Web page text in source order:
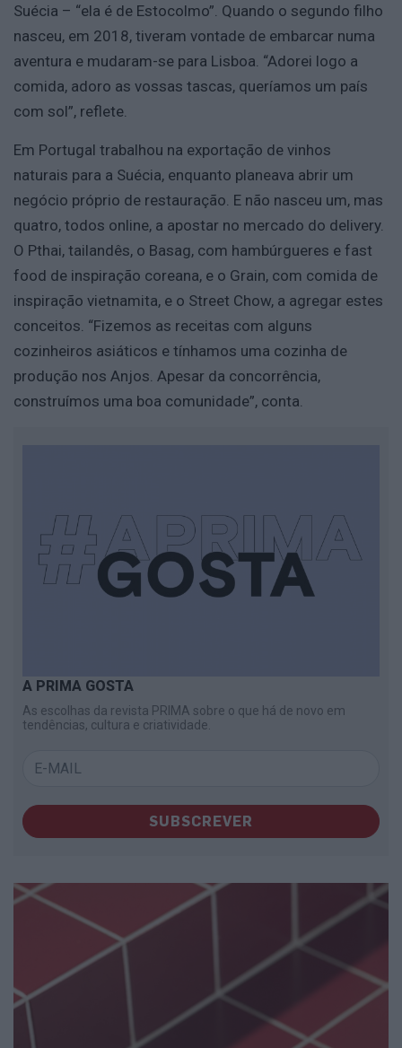
Suécia – “ela é de Estocolmo”. Quando o segundo filho
nasceu, em 2018, tiveram vontade de embarcar numa
aventura e mudaram-se para Lisboa. “Adorei logo a
comida, adoro as vossas tascas, queríamos um país
com sol”, reflete.
Em Portugal trabalhou na exportação de vinhos
naturais para a Suécia, enquanto planeava abrir um
negócio próprio de restauração. E não nasceu um, mas
quatro, todos online, a apostar no mercado do delivery.
O Pthai, tailandês, o Basag, com hambúrgueres e fast
food de inspiração coreana, e o Grain, com comida de
inspiração vietnamita, e o Street Chow, a agregar estes
conceitos. “Fizemos as receitas com alguns
cozinheiros asiáticos e tínhamos uma cozinha de
produção nos Anjos. Apesar da concorrência,
construímos uma boa comunidade”, conta.
A PRIMA GOSTA
As escolhas da revista PRIMA sobre o que há de novo em
tendências, cultura e criatividade.
SUBSCREVER